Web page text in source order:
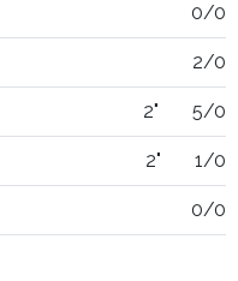
0/0
2/0
2" 5/0
2" 1/0
0/0